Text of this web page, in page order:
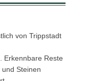
von Trippstadt
Erkennbare Reste
Steinen